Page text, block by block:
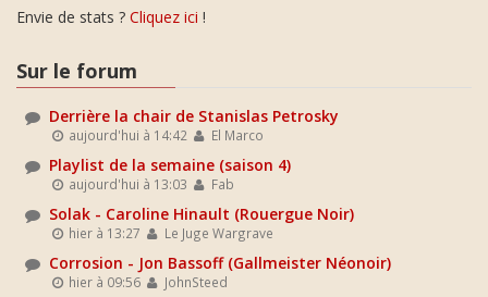
Envie de stats ? Cliquez ici !
Sur le forum
Derrière la chair de Stanislas Petrosky
aujourd'hui à 14:42 El Marco
Playlist de la semaine (saison 4)
aujourd'hui à 13:03 Fab
Solak - Caroline Hinault (Rouergue Noir)
hier à 13:27 Le Juge Wargrave
Corrosion - Jon Bassoff (Gallmeister Néonoir)
hier à 09:56 JohnSteed